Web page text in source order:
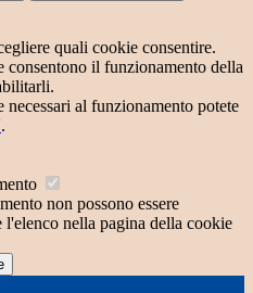
quali cookie consentire.
consentono il funzionamento della
al funzionamento potete
.
non possono essere
nella pagina della cookie